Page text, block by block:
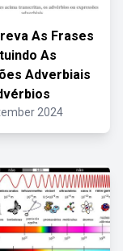
As Frases
As
Adverbiais
2024